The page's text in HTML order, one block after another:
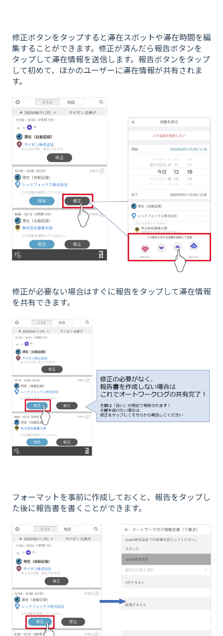
修正ボタンをタップすると滞在スポットや滞在時間を編
集することができます。修正が済んだら報告ボタンを
タップして滞在情報を送信します。報告ボタンをタップ
して初めて、ほかのユーザーに滞在情報が共有されま
す。
修正が必要ない場合はすぐに報告をタップして滞在情報
を共有できます。
フォーマットを事前に作成しておくと、報告をタップし
た後に報告書を書くことができます。